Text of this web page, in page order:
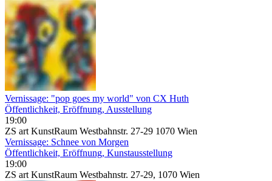
Vernissage: "pop goes my world" von CX Huth
Öffentlichkeit, Eröffnung, Ausstellung
19:00
ZS art KunstRaum Westbahnstr. 27-29 1070 Wien
Vernissage: Schnee von Morgen
Öffentlichkeit, Eröffnung, Kunstausstellung
19:00
ZS art KunstRaum Westbahnstr. 27-29, 1070 Wien